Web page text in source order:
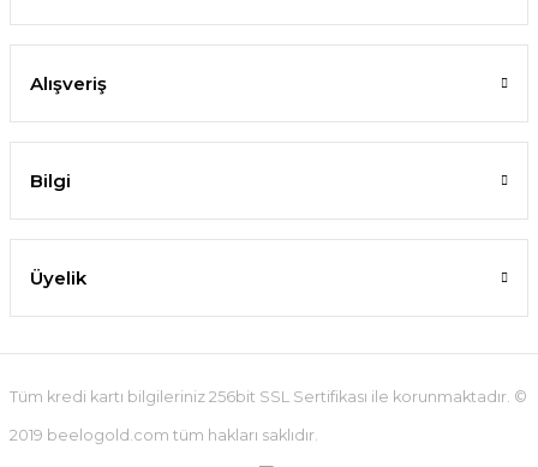
Alışveriş
Bilgi
Üyelik
Tüm kredi kartı bilgileriniz 256bit SSL Sertifikası ile korunmaktadır. ©
2019 beelogold.com tüm hakları saklıdır.